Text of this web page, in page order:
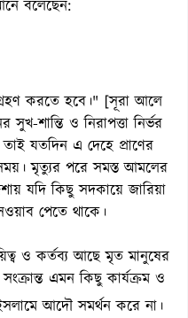
বলেছেন:
গ্রহণ করতে হবে।" [সূরা আলে
শান্তি ও নিরাপত্তা নির্ভর
যতদিন এ দেহে প্রাণের
মৃত্যুর পরে সমস্ত আমলের
যদি কিছু সদকায়ে জারিয়া
পেতে থাকে।
ও কর্তব্য আছে মৃত মানুষের
এমন কিছু কার্যক্রম ও
আদৌ সমর্থন করে না।